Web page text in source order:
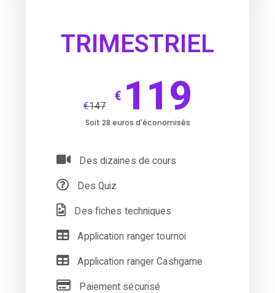
TRIMESTRIEL
€147
€ 119
Soit 28 euros d'économisés
Des dizaines de cours
Des Quiz
Des fiches techniques
Application ranger tournoi
Application ranger Cashgame
Paiement sécurisé